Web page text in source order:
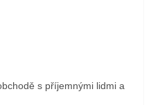
beträgt 5 von 5 Sternen.
s příjemnými lidmi a